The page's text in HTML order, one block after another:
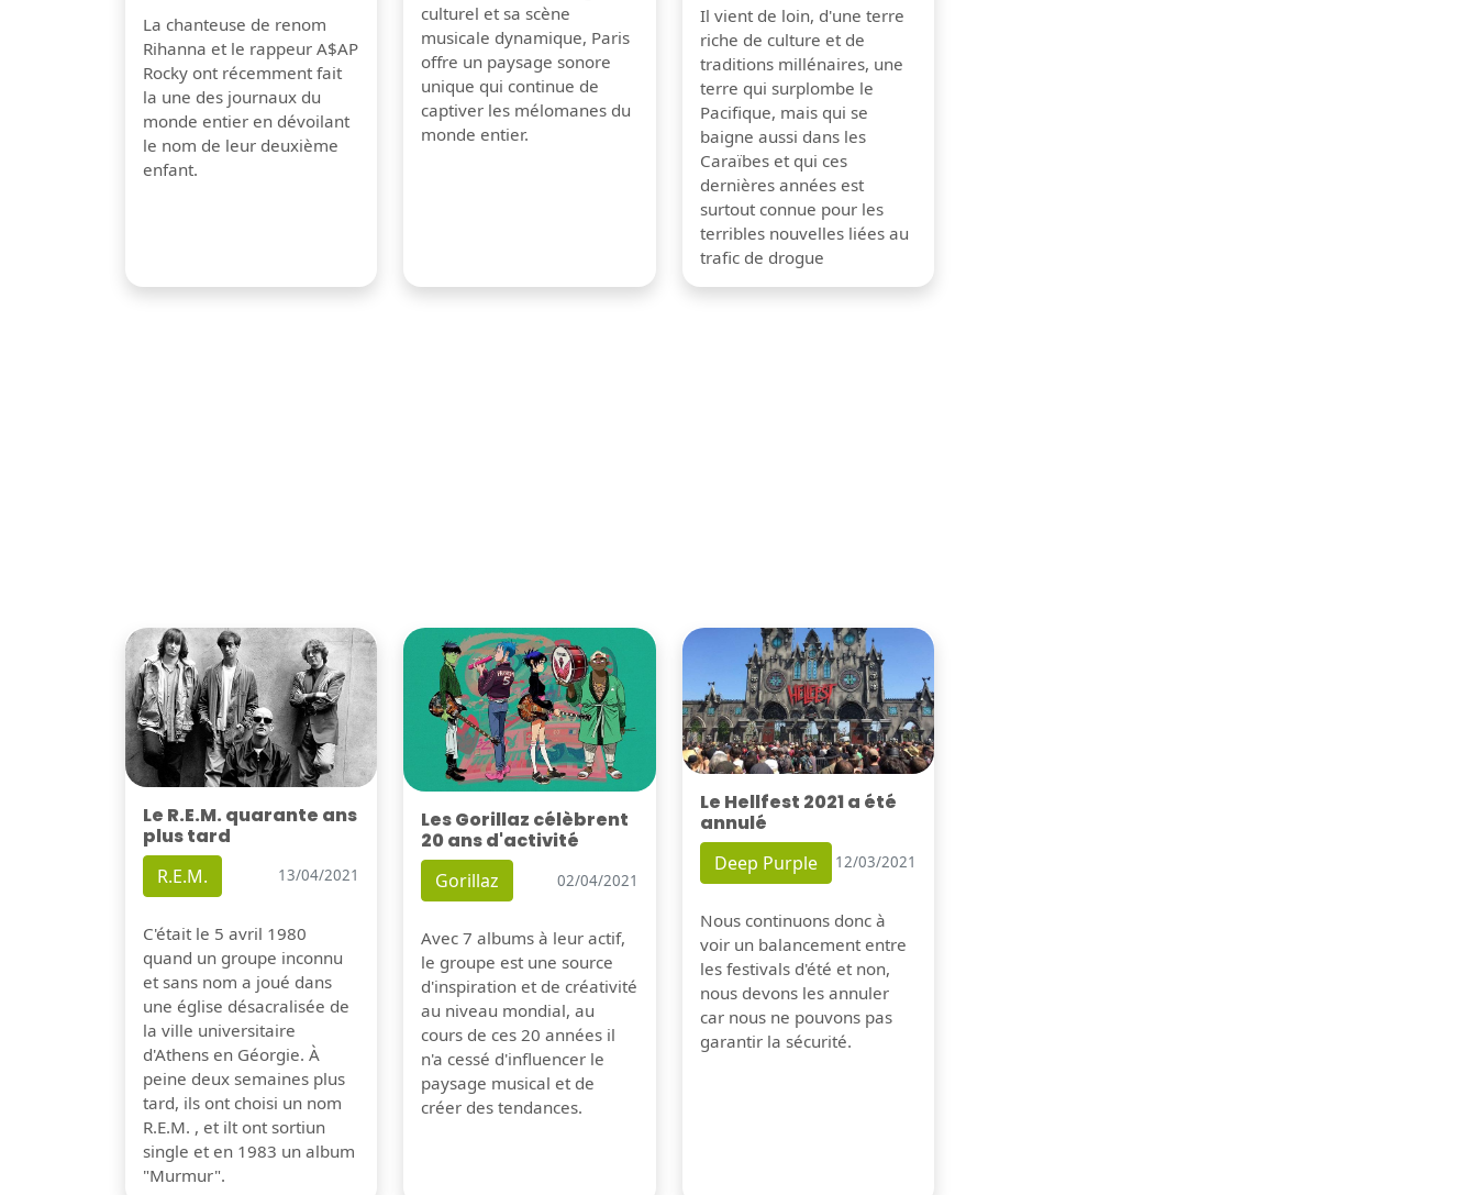
La chanteuse de renom
Rihanna et le rappeur A$AP
Rocky ont récemment fait
la une des journaux du
monde entier en dévoilant
le nom de leur deuxième
enfant.
culturel et sa scène
musicale dynamique, Paris
offre un paysage sonore
unique qui continue de
captiver les mélomanes du
monde entier.
Il vient de loin, d'une terre
riche de culture et de
traditions millénaires, une
terre qui surplombe le
Pacifique, mais qui se
baigne aussi dans les
Caraïbes et qui ces
dernières années est
surtout connue pour les
terribles nouvelles liées au
trafic de drogue
Le R.E.M. quarante ans
plus tard
R.E.M. 13/04/2021
C'était le 5 avril 1980
quand un groupe inconnu
et sans nom a joué dans
une église désacralisée de
la ville universitaire
d'Athens en Géorgie. À
peine deux semaines plus
tard, ils ont choisi un nom
R.E.M. , et ilt ont sortiun
single et en 1983 un album
"Murmur".
Les Gorillaz célèbrent
20 ans d'activité
Gorillaz 02/04/2021
Avec 7 albums à leur actif,
le groupe est une source
d'inspiration et de créativité
au niveau mondial, au
cours de ces 20 années il
n'a cessé d'influencer le
paysage musical et de
créer des tendances.
Le Hellfest 2021 a été
annulé
Deep Purple 12/03/2021
Nous continuons donc à
voir un balancement entre
les festivals d'été et non,
nous devons les annuler
car nous ne pouvons pas
garantir la sécurité.